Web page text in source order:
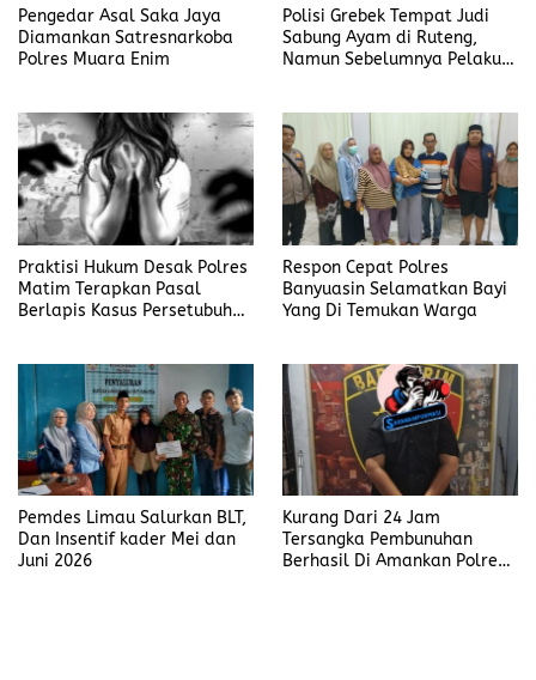
Pengedar Asal Saka Jaya
Diamankan Satresnarkoba
Polres Muara Enim
Polisi Grebek Tempat Judi
Sabung Ayam di Ruteng,
Namun Sebelumnya Pelaku
Praktisi Hukum Desak Polres
Matim Terapkan Pasal
Berlapis Kasus Persetubuhan
Respon Cepat Polres
Banyuasin Selamatkan Bayi
Yang Di Temukan Warga
Pemdes Limau Salurkan BLT,
Dan Insentif kader Mei dan
Juni 2026
Kurang Dari 24 Jam
Tersangka Pembunuhan
Berhasil Di Amankan Polres